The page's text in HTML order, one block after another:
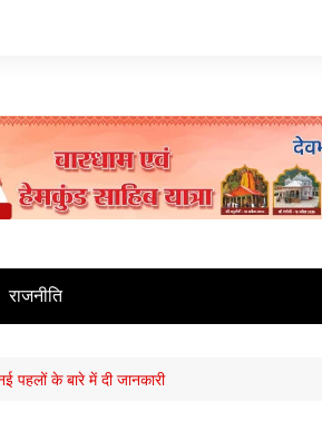
राजनीति
पहलों के बारे में दी जानकारी